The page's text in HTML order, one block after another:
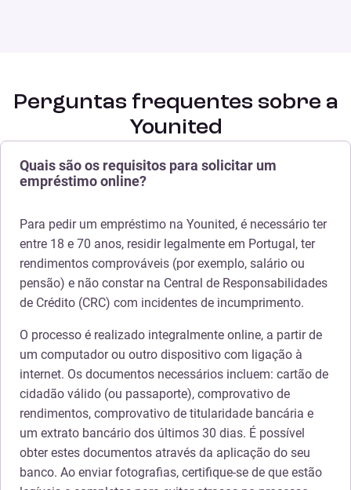
Perguntas frequentes sobre a
Younited
Quais são os requisitos para solicitar um
empréstimo online?
Para pedir um empréstimo na Younited, é necessário ter
entre 18 e 70 anos, residir legalmente em Portugal, ter
rendimentos comprováveis (por exemplo, salário ou
pensão) e não constar na Central de Responsabilidades
de Crédito (CRC) com incidentes de incumprimento.
O processo é realizado integralmente online, a partir de
um computador ou outro dispositivo com ligação à
internet. Os documentos necessários incluem: cartão de
cidadão válido (ou passaporte), comprovativo de
rendimentos, comprovativo de titularidade bancária e
um extrato bancário dos últimos 30 dias. É possível
obter estes documentos através da aplicação do seu
banco. Ao enviar fotografias, certifique-se de que estão